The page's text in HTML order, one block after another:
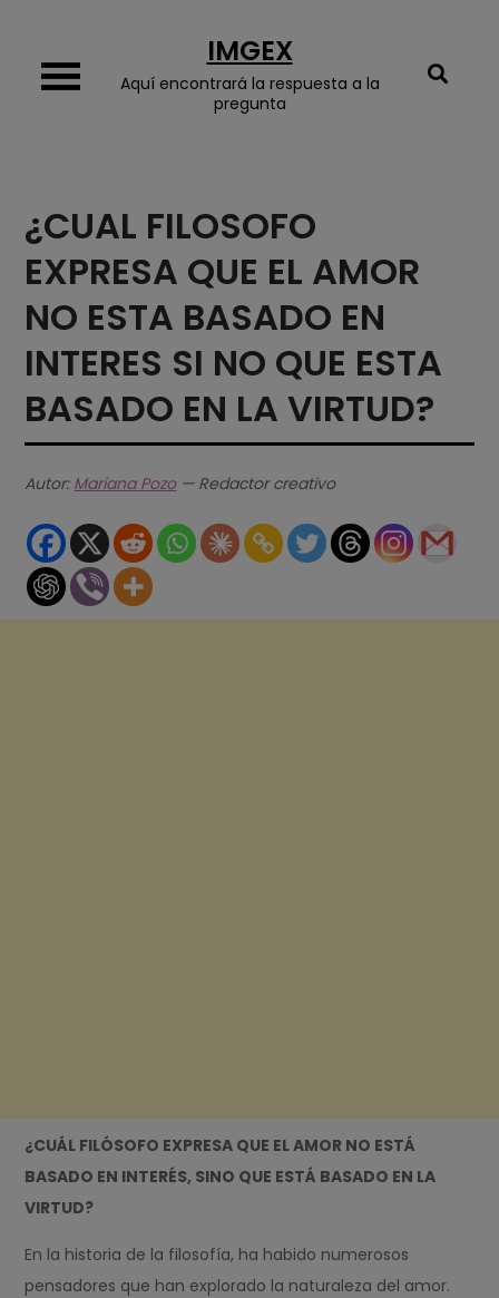
content
IMGEX
Aquí encontrará la respuesta a la
pregunta
¿CUAL FILOSOFO
EXPRESA QUE EL AMOR
NO ESTA BASADO EN
INTERES SI NO QUE ESTA
BASADO EN LA VIRTUD?
Autor: Mariana Pozo— Redactor creativo
¿CUÁL FILÓSOFO EXPRESA QUE EL AMOR NO ESTÁ
BASADO EN INTERÉS, SINO QUE ESTÁ BASADO EN LA
VIRTUD?
En la historia de la filosofía, ha habido numerosos
pensadores que han explorado la naturaleza del amor.